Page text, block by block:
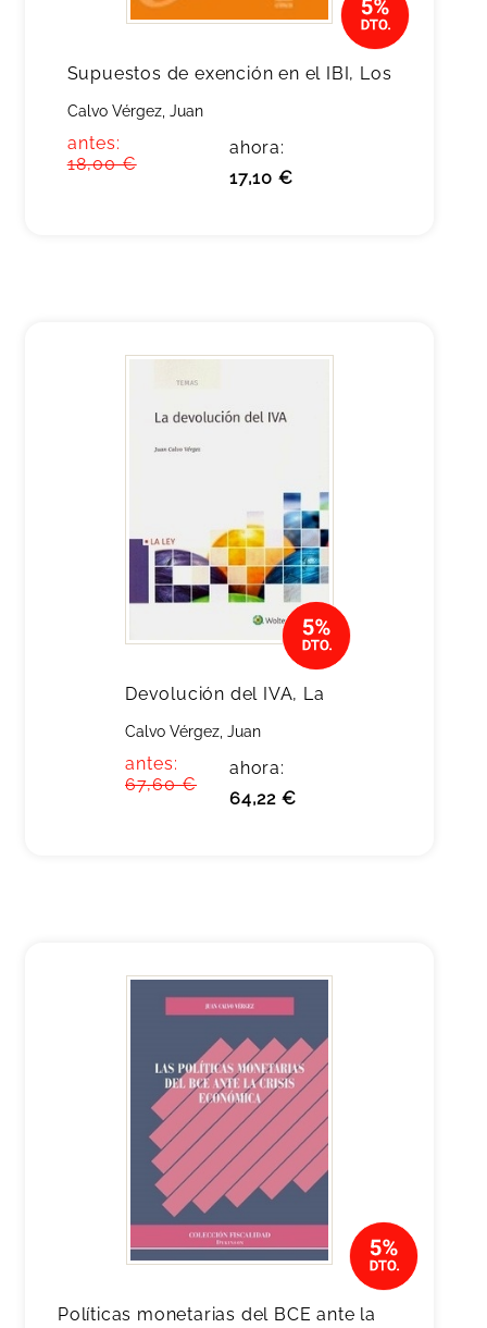
Supuestos de exención en el IBI, Los
Calvo Vérgez, Juan
antes:
18,00 €
ahora:
17,10 €
Devolución del IVA, La
Calvo Vérgez, Juan
antes:
67,60 €
ahora:
64,22 €
Políticas monetarias del BCE ante la